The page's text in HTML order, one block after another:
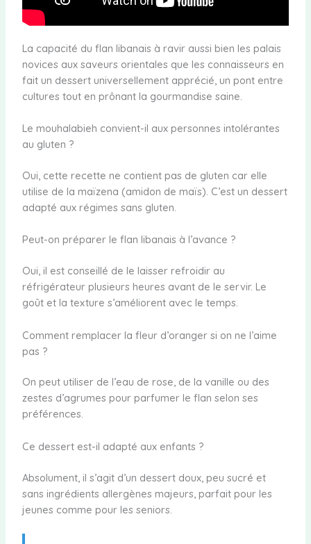
La capacité du flan libanais à ravir aussi bien les palais
novices aux saveurs orientales que les connaisseurs en
fait un dessert universellement apprécié, un pont entre
cultures tout en prônant la gourmandise saine.
Le mouhalabieh convient-il aux personnes intolérantes
au gluten ?
Oui, cette recette ne contient pas de gluten car elle
utilise de la maïzena (amidon de maïs). C’est un dessert
adapté aux régimes sans gluten.
Peut-on préparer le flan libanais à l’avance ?
Oui, il est conseillé de le laisser refroidir au
réfrigérateur plusieurs heures avant de le servir. Le
goût et la texture s’améliorent avec le temps.
Comment remplacer la fleur d’oranger si on ne l’aime
pas ?
On peut utiliser de l’eau de rose, de la vanille ou des
zestes d’agrumes pour parfumer le flan selon ses
préférences.
Ce dessert est-il adapté aux enfants ?
Absolument, il s’agit d’un dessert doux, peu sucré et
sans ingrédients allergènes majeurs, parfait pour les
jeunes comme pour les seniors.